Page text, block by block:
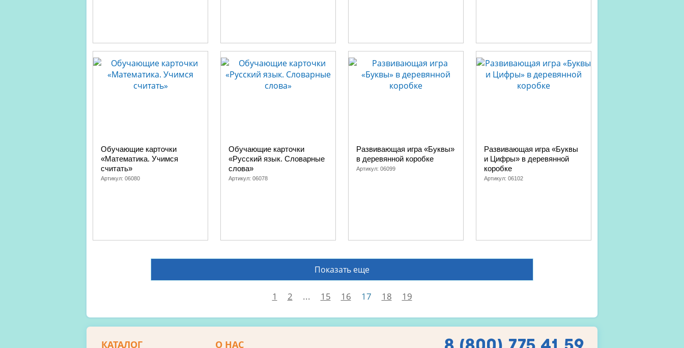
Обучающие карточки
«Математика. Учимся
считать»
Артикул: 06080
Обучающие карточки
«Русский язык. Словарные
слова»
Артикул: 06078
Развивающая игра «Буквы»
в деревянной коробке
Артикул: 06099
Развивающая игра «Буквы
и Цифры» в деревянной
коробке
Артикул: 06102
Показать еще
1 2 ... 15 16 17 18 19
КАТАЛОГ О НАС